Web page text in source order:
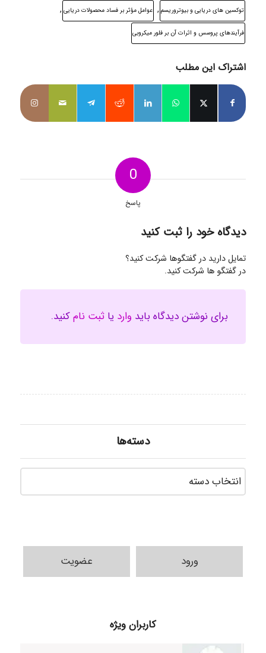
توکسین های دریایی و بیوتروریسم , عوامل مؤثر بر فساد محصولات دریایی ,
فرآیندهای پروسس و اثرات آن بر فلور میکروبی
اشتراک این مطلب
0
پاسخ
دیدگاه خود را ثبت کنید
تمایل دارید در گفتگوها شرکت کنید؟
در گفتگو ها شرکت کنید.
برای نوشتن دیدگاه باید وارد یا ثبت نامکنید.
دسته‌ها
ورود عضویت
کاربران ویژه